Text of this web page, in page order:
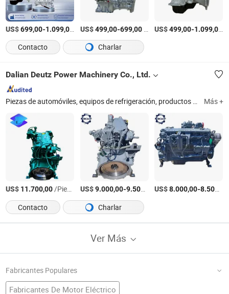
US$699,00-1.099,00 /Pieza
US$499,00-699,00/Pieza US$499,00-1.099,00 /
Contacto
Charlar
Dalian Deutz Power Machinery Co., Ltd.
Piezas de automóviles, equipos de refrigeración, productos químicos, accesorios Deutz, motor diésel, piezas de motor, Deutz Más +
US$ 11.700,00/Pieza US$9.000,00-9.500,00 /Pieza
US$8.000,00-8.500,00
Contacto
Charlar
Ver Más
Fabricantes Populares
Fabricantes De Motor Eléctrico